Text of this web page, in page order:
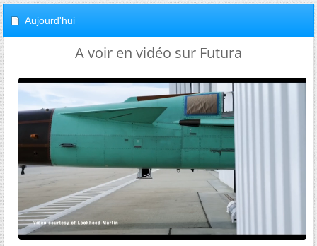
Aujourd'hui
A voir en vidéo sur Futura